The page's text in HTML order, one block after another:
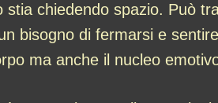
chiedendo spazio. Può
bisogno di fermarsi e
ma anche il nucleo